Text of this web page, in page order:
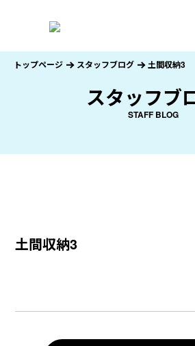
スタッフブ
STAFF BLOG
トップページ スタッフブログ 土間収納3
土間収納3